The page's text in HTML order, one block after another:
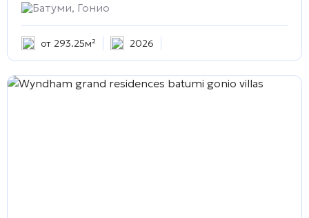
Батуми, Гонио
от 293.25м² 2026